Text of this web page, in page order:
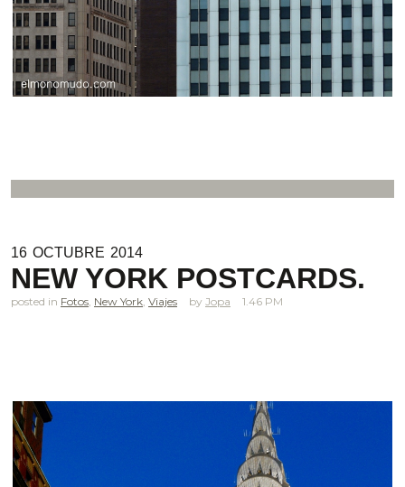
16 OCTUBRE 2014
NEW YORK POSTCARDS.
posted in Fotos New York Viajes Jopa 1.46 PM